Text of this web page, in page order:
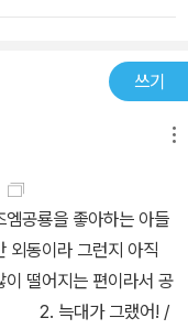
쓰기
공룡을 좋아하는 아들
외동이라 그런지 아직
떨어지는 편이라서 공
. 2. 늑대가 그랬어! /